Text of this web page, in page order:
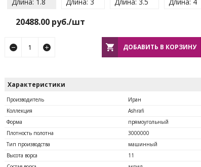
20488.00руб./шт
ДОБАВИТЬ В КОРЗИНУ
Характеристики
Производитель
Иран
Коллекция
Ashrafi
Форма
прямоугольный
Плотность полотна
3000000
Тип производства
машинный
Высота ворса
11